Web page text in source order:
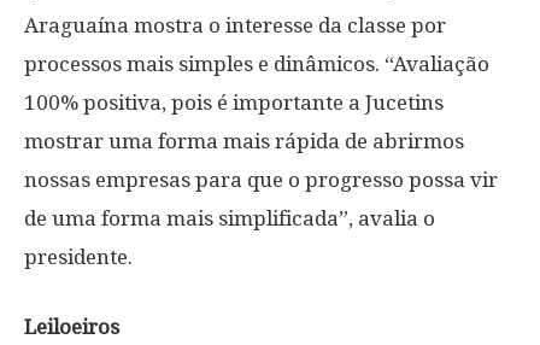
Araguaína mostra o interesse da classe por
processos mais simples e dinâmicos. “Avaliação
100% positiva, pois é importante a Jucetins
mostrar uma forma mais rápida de abrirmos
nossas empresas para que o progresso possa vir
de uma forma mais simplificada”, avalia o
presidente.
Leiloeiros